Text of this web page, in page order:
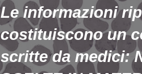
Le informazioni
costituiscono un
scritte da medici: